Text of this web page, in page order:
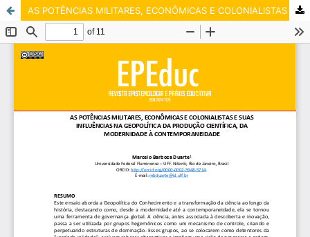
AS POTÊNCIAS MILITARES, ECONÔMICAS E COLONIALISTAS E SUAS INFLUÊNCIAS NA GEOPOLÍTICA DA PRODUÇÃO CIENTÍFICA, DA MODERNIDADE À CONTEMPORANEIDADE